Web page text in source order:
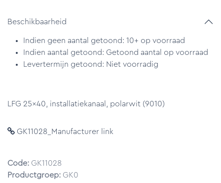
Beschikbaarheid
Indien geen aantal getoond: 10+ op voorraad
Indien aantal getoond: Getoond aantal op voorraad
Levertermijn getoond: Niet voorradig
LFG 25x40, installatiekanaal, polarwit (9010)
GK11028_Manufacturer link
Code: GK11028
Productgroep: GK0